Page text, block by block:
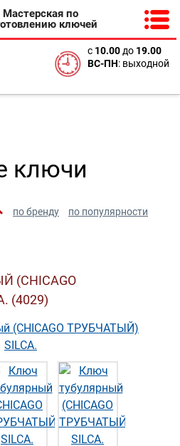
Мастерская по
ключей
с 10.00 до 19.00
ВС-ПН: выходной
ключи
по бренду по популярности
(CHICAGO
(4029)